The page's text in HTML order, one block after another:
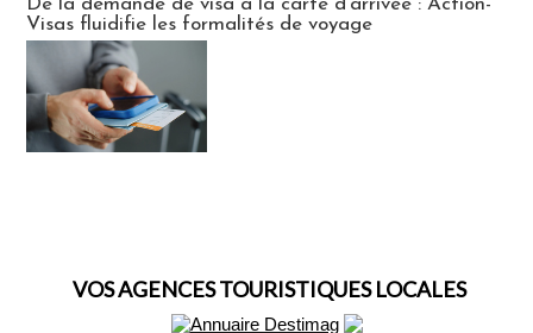
De la demande de visa à la carte d’arrivée : Action-
Visas fluidifie les formalités de voyage
VOS AGENCES TOURISTIQUES LOCALES